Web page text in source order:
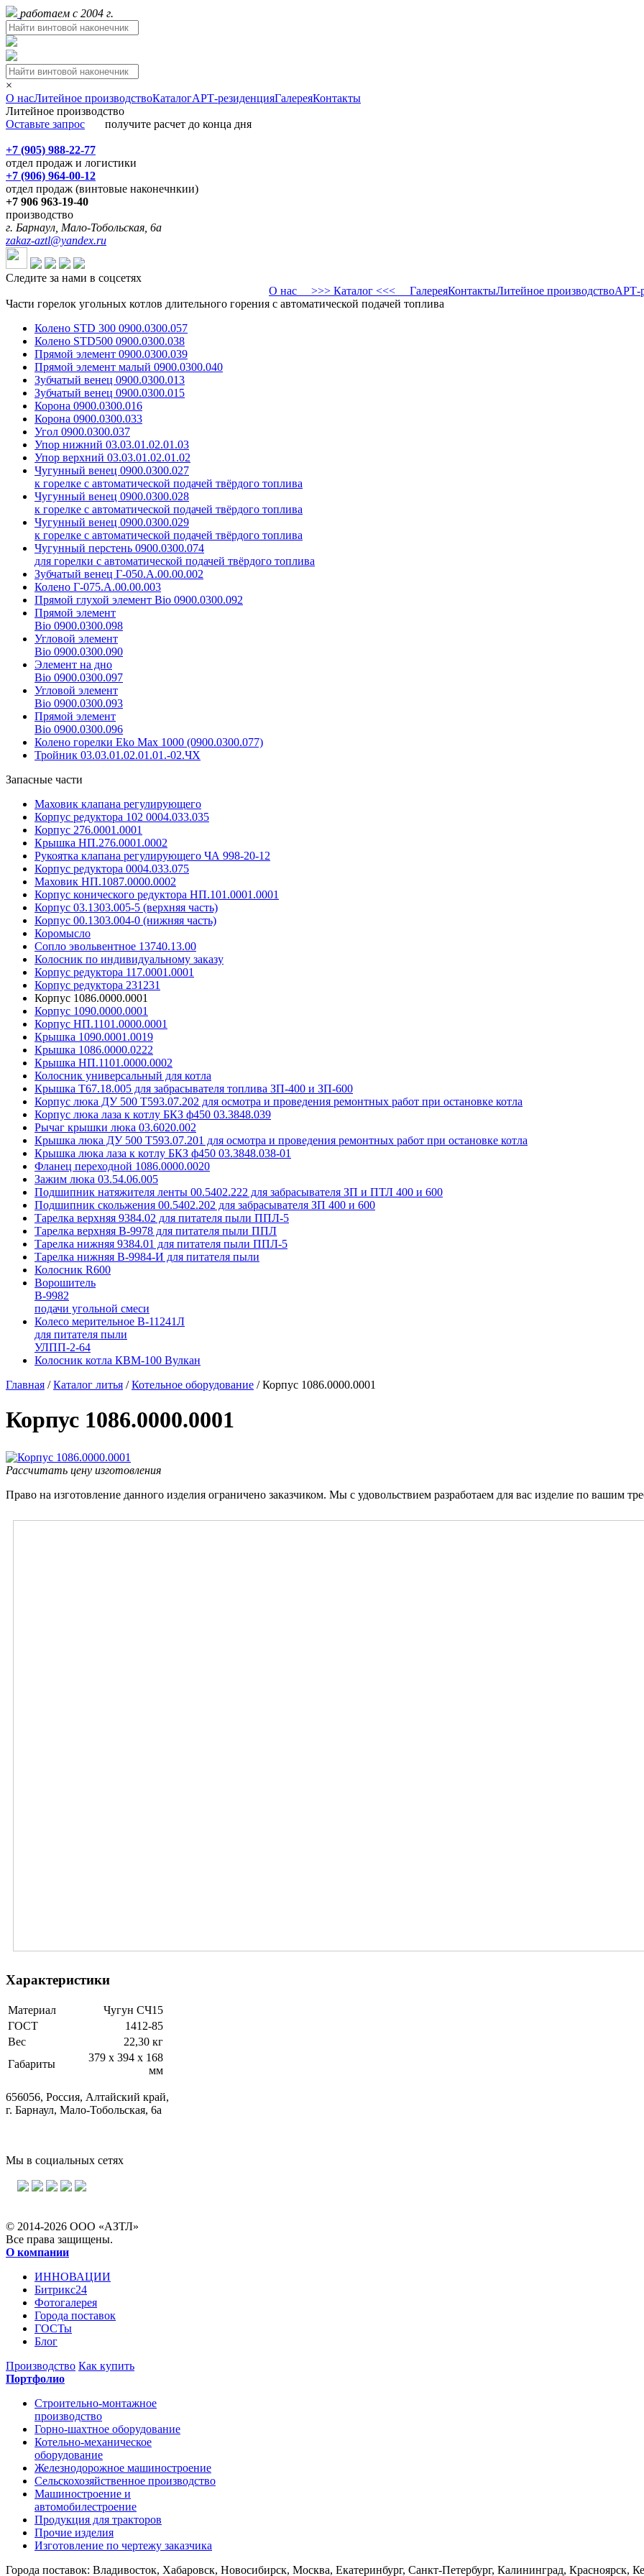
работаем с 2004 г.
×
О насЛитейное производствоКаталогАРТ-резиденцияГалереяКонтакты
Литейное производство
Оставьте запрос получите расчет до конца дня
+7 (905) 988-22-77
отдел продаж и логистики
+7 (906) 964-00-12
отдел продаж (винтовые наконечнкии)
+7 906 963-19-40
производство
г. Барнаул, Мало-Тобольская, 6а
zakaz-aztl@yandex.ru
Следите за нами в соцсетях
О нас >>> Каталог <<< ГалереяКонтактыЛитейное производствоАРТ-
Части горелок угольных котлов длительного горения с автоматической подачей топлива
Колено STD 300 0900.0300.057
Колено STD500 0900.0300.038
Прямой элемент 0900.0300.039
Прямой элемент малый 0900.0300.040
Зубчатый венец 0900.0300.013
Зубчатый венец 0900.0300.015
Корона 0900.0300.016
Корона 0900.0300.033
Угол 0900.0300.037
Упор нижний 03.03.01.02.01.03
Упор верхний 03.03.01.02.01.02
Чугунный венец 0900.0300.027
к горелке с автоматической подачей твёрдого топлива
Чугунный венец 0900.0300.028
к горелке с автоматической подачей твёрдого топлива
Чугунный венец 0900.0300.029
к горелке с автоматической подачей твёрдого топлива
Чугунный перстень 0900.0300.074
для горелки с автоматической подачей твёрдого топлива
Зубчатый венец Г-050.А.00.00.002
Колено Г-075.А.00.00.003
Прямой глухой элемент Bio 0900.0300.092
Прямой элемент
Bio 0900.0300.098
Угловой элемент
Bio 0900.0300.090
Элемент на дно
Bio 0900.0300.097
Угловой элемент
Bio 0900.0300.093
Прямой элемент
Bio 0900.0300.096
Колено горелки Eko Max 1000 (0900.0300.077)
Тройник 03.03.01.02.01.01.-02.ЧХ
Запасные части
Маховик клапана регулирующего
Корпус редуктора 102 0004.033.035
Корпус 276.0001.0001
Крышка НП.276.0001.0002
Рукоятка клапана регулирующего ЧА 998-20-12
Корпус редуктора 0004.033.075
Маховик НП.1087.0000.0002
Корпус конического редуктора НП.101.0001.0001
Корпус 03.1303.005-5 (верхняя часть)
Корпус 00.1303.004-0 (нижняя часть)
Коромысло
Сопло эвольвентное 13740.13.00
Колосник по индивидуальному заказу
Корпус редуктора 117.0001.0001
Корпус редуктора 231231
Корпус 1086.0000.0001
Корпус 1090.0000.0001
Корпус НП.1101.0000.0001
Крышка 1090.0001.0019
Крышка 1086.0000.0222
Крышка НП.1101.0000.0002
Колосник универсальный для котла
Крышка Т67.18.005 для забрасывателя топлива ЗП-400 и ЗП-600
Корпус люка ДУ 500 Т593.07.202 для осмотра и проведения ремонтных работ при остановке котла
Корпус люка лаза к котлу БКЗ ф450 03.3848.039
Рычаг крышки люка 03.6020.002
Крышка люка ДУ 500 Т593.07.201 для осмотра и проведения ремонтных работ при остановке котла
Крышка люка лаза к котлу БКЗ ф450 03.3848.038-01
Фланец переходной 1086.0000.0020
Зажим люка 03.54.06.005
Подшипник натяжителя ленты 00.5402.222 для забрасывателя ЗП и ПТЛ 400 и 600
Подшипник скольжения 00.5402.202 для забрасывателя ЗП 400 и 600
Тарелка верхняя 9384.02 для питателя пыли ППЛ-5
Тарелка верхняя В-9978 для питателя пыли ППЛ
Тарелка нижняя 9384.01 для питателя пыли ППЛ-5
Тарелка нижняя В-9984-И для питателя пыли
Колосник R600
Ворошитель
В-9982
подачи угольной смеси
Колесо мерительное В-11241Л
для питателя пыли
УЛПП-2-64
Колосник котла КВМ-100 Вулкан
Главная /Каталог литья /Котельное оборудование /Корпус 1086.0000.0001
Корпус 1086.0000.0001
Рассчитать цену изготовления
Право на изготовление данного изделия ограничено заказчиком. Мы с удовольствием разработаем для вас изделие по вашим
Характеристики
Материал
Чугун СЧ15
ГОСТ
1412-85
Вес
22,30 кг
Габариты
379 х 394 х 168
мм
656056, Россия, Алтайский край,
г. Барнаул, Мало-Тобольская, 6а
Мы в социальных сетях
© 2014-2026 ООО «АЗТЛ»
Все права защищены.
О компании
ИННОВАЦИИ
Битрикс24
Фотогалерея
Города поставок
ГОСТы
Блог
Производство Как купить
Портфолио
Строительно-монтажное
производство
Горно-шахтное оборудование
Котельно-механическое
оборудование
Железнодорожное машиностроение
Сельскохозяйственное производство
Машиностроение и
автомобилестроение
Продукция для тракторов
Прочие изделия
Изготовление по чертежу заказчика
Города поставок: Владивосток, Хабаровск, Новосибирск, Москва, Екатеринбург, Санкт-Петербург, Калининград, Красноярск,